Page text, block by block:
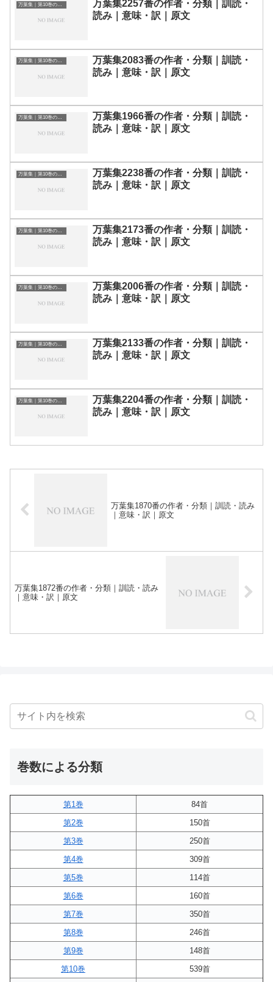
万葉集｜第10巻の和歌一覧
万葉集2257番の作者・分類｜訓読・
読み｜意味・訳｜原文
万葉集｜第10巻の和歌一覧
万葉集2083番の作者・分類｜訓読・
読み｜意味・訳｜原文
万葉集｜第10巻の和歌一覧
万葉集1966番の作者・分類｜訓読・
読み｜意味・訳｜原文
万葉集｜第10巻の和歌一覧
万葉集2238番の作者・分類｜訓読・
読み｜意味・訳｜原文
万葉集｜第10巻の和歌一覧
万葉集2173番の作者・分類｜訓読・
読み｜意味・訳｜原文
万葉集｜第10巻の和歌一覧
万葉集2006番の作者・分類｜訓読・
読み｜意味・訳｜原文
万葉集｜第10巻の和歌一覧
万葉集2133番の作者・分類｜訓読・
読み｜意味・訳｜原文
万葉集｜第10巻の和歌一覧
万葉集2204番の作者・分類｜訓読・
読み｜意味・訳｜原文
万葉集1870番の作者・分類｜訓読・読み
｜意味・訳｜原文
万葉集1872番の作者・分類｜訓読・読み
｜意味・訳｜原文
巻数による分類
第1巻
84首
第2巻
150首
第3巻
250首
第4巻
309首
第5巻
114首
第6巻
160首
第7巻
350首
第8巻
246首
第9巻
148首
第10巻
539首